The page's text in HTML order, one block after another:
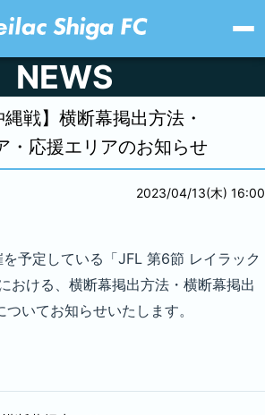
NEWS
縄戦】横断幕掲出方法・
・応援エリアのお知らせ
2023/04/13(木) 16:00
予定している「JFL 第6節 レイラック
おける、横断幕掲出方法・横断幕掲出
いてお知らせいたします。